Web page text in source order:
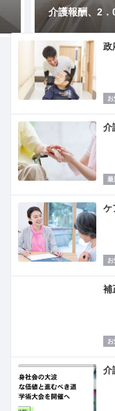
介護報酬、2
政
お
介
最
ケ
お
補
お
介